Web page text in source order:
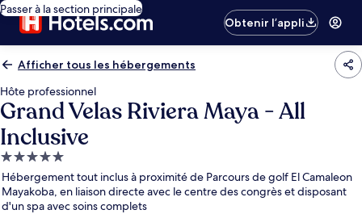
Passer à la section principale
Obtenir l’appli
Afficher tous les hébergements
Hôte professionnel
Grand Velas Riviera Maya - All
Inclusive
Hébergement
5.0 étoiles
Hébergement tout inclus à proximité de Parcours de golf El Camaleon
Mayakoba, en liaison directe avec le centre des congrès et disposant
d'un spa avec soins complets